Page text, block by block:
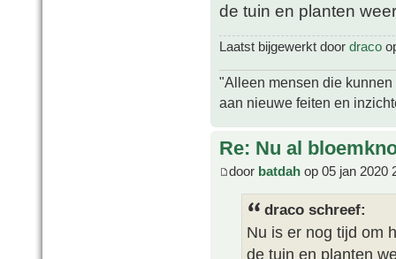
de tuin en planten
Laatst bijgewerkt door draco
"Alleen mensen die
aan nieuwe feiten en
Re: Nu al
door batdah op 05 jan 2020
draco schreef:
Nu is er nog tijd om
de tuin en planten